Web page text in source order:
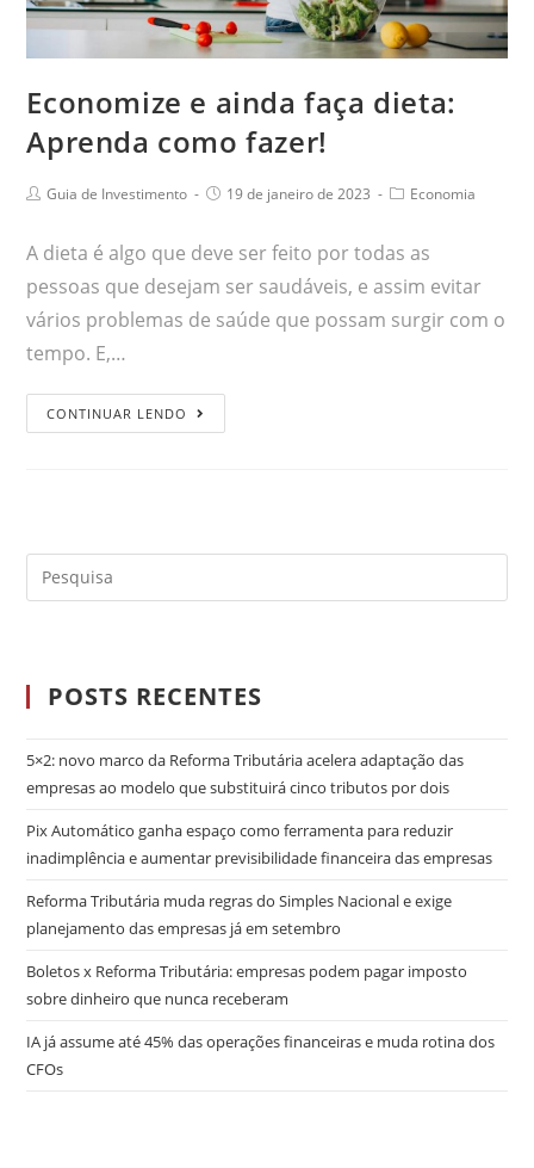
Economize e ainda faça dieta:
Aprenda como fazer!
Guia de Investimento 19 de janeiro de 2023 Economia
A dieta é algo que deve ser feito por todas as
pessoas que desejam ser saudáveis, e assim evitar
vários problemas de saúde que possam surgir com o
tempo. E,…
CONTINUAR LENDO
POSTS RECENTES
5×2: novo marco da Reforma Tributária acelera adaptação das
empresas ao modelo que substituirá cinco tributos por dois
Pix Automático ganha espaço como ferramenta para reduzir
inadimplência e aumentar previsibilidade financeira das empresas
Reforma Tributária muda regras do Simples Nacional e exige
planejamento das empresas já em setembro
Boletos x Reforma Tributária: empresas podem pagar imposto
sobre dinheiro que nunca receberam
IA já assume até 45% das operações financeiras e muda rotina dos
CFOs